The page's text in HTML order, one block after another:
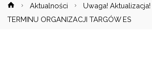
Strona
główna
Aktualności
Uwaga!
TERMINU ORGANIZACJI TARGÓW ES